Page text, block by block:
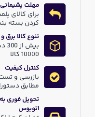
مهلت پشیمانی 10 روزه
برای کالای
کردن بسته
تنوع کالا برق
10000 کالا
کنترل کیفیت
بازرسی و
مطابق
تحویل فوری
اتوبوس